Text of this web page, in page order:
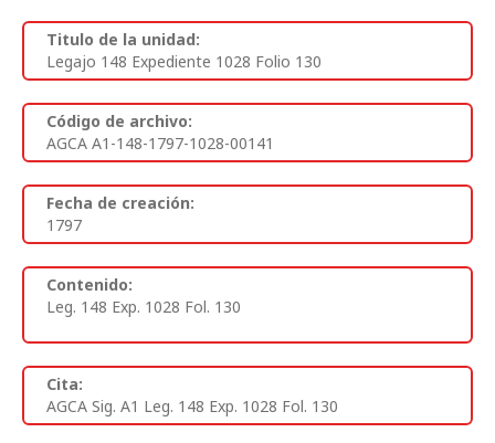
Titulo de la unidad:
Legajo 148 Expediente 1028 Folio 130
Código de archivo:
AGCA A1-148-1797-1028-00141
Fecha de creación:
1797
Contenido:
Leg. 148 Exp. 1028 Fol. 130
Cita:
AGCA Sig. A1 Leg. 148 Exp. 1028 Fol. 130